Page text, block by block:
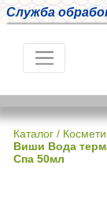
Служба
Каталог /
Виши Вода
Спа 50мл